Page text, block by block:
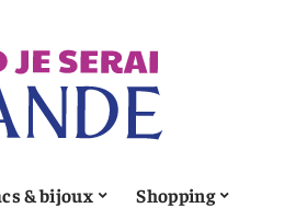
& bijoux Shopping